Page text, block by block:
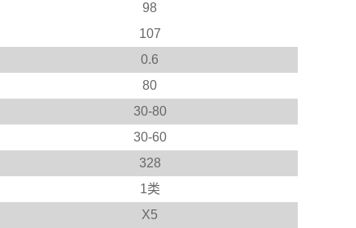
98
107
0.6
80
30-80
30-60
328
1类
X5